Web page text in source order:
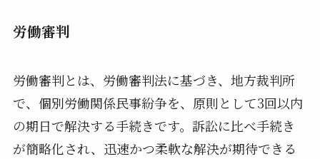
労働審判
労働審判とは、労働審判法に基づき、地方裁判所
で、個別労働関係民事紛争を、原則として3回以内
の期日で解決する手続きです。訴訟に比べ手続き
が簡略化され、迅速かつ柔軟な解決が期待できる